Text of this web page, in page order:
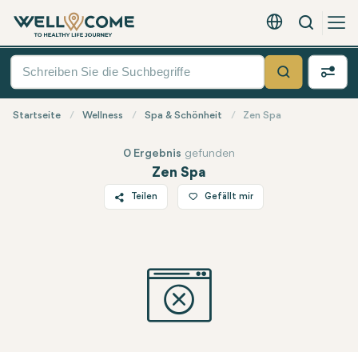
Deutsch - EUR
Suche
Quick
Suche
Startseite Wellness Spa & Schönheit Zen Spa
Zen Spa
0 Ergebnis gefunden
Teilen
WhatsApp
Gefällt mir